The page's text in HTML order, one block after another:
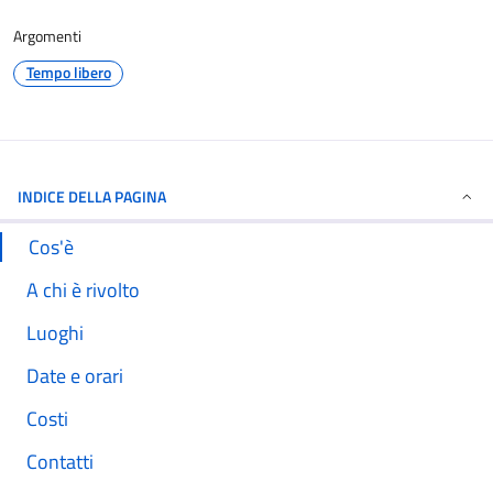
Argomenti
Tempo libero
INDICE DELLA PAGINA
Cos'è
A chi è rivolto
Luoghi
Date e orari
Costi
Contatti